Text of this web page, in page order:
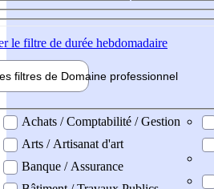
le filtre de durée hebdomadaire
filtres de Domaine professionnel
professionel
Achats / Comptabilité / Gestion
Arts / Artisanat d'art
Banque / Assurance